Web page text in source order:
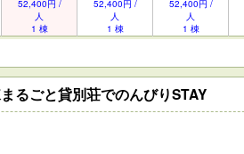
52,400円 /
人
1 棟
52,400円 /
人
1 棟
52,400円 /
人
1 棟
るごと貸別荘でのんびりSTAY